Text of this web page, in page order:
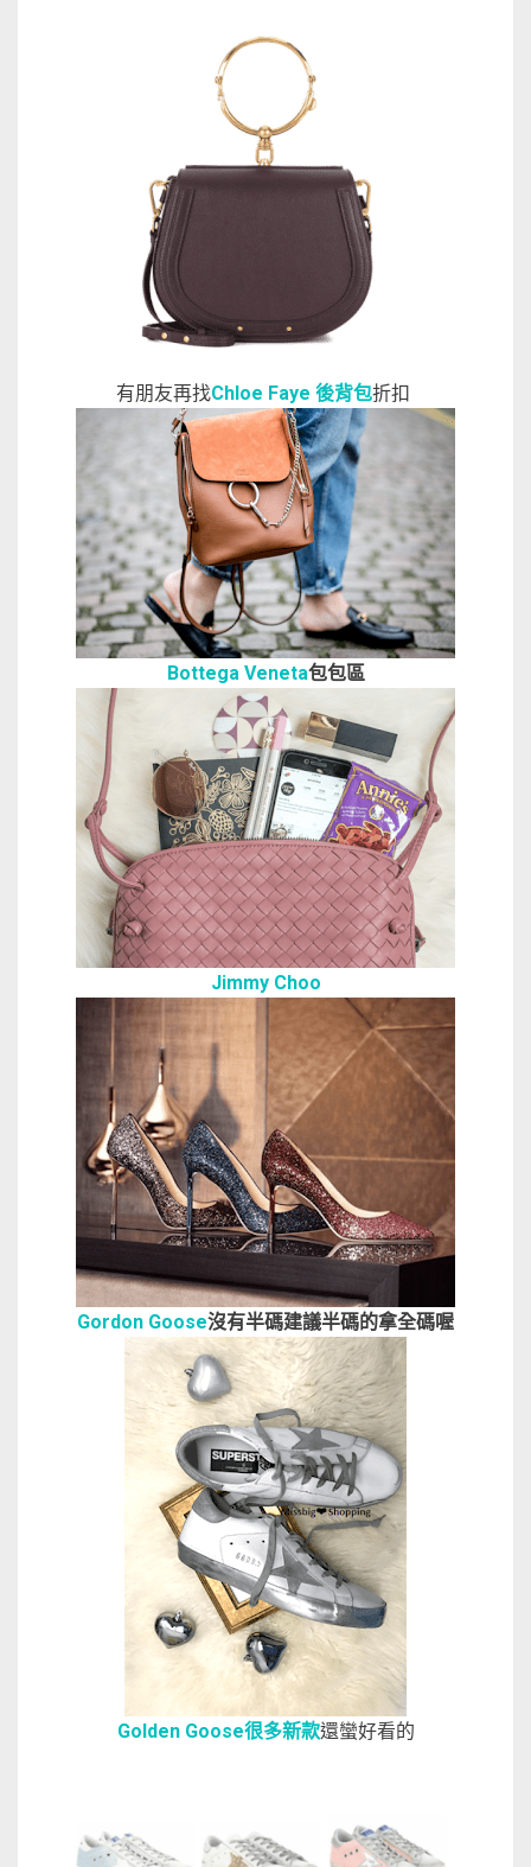
有朋友再找Chloe Faye 後背包折扣
Bottega Veneta包包區
Jimmy Choo
Gordon Goose沒有半碼建議半碼的拿全碼喔
Golden Goose很多新款還蠻好看的